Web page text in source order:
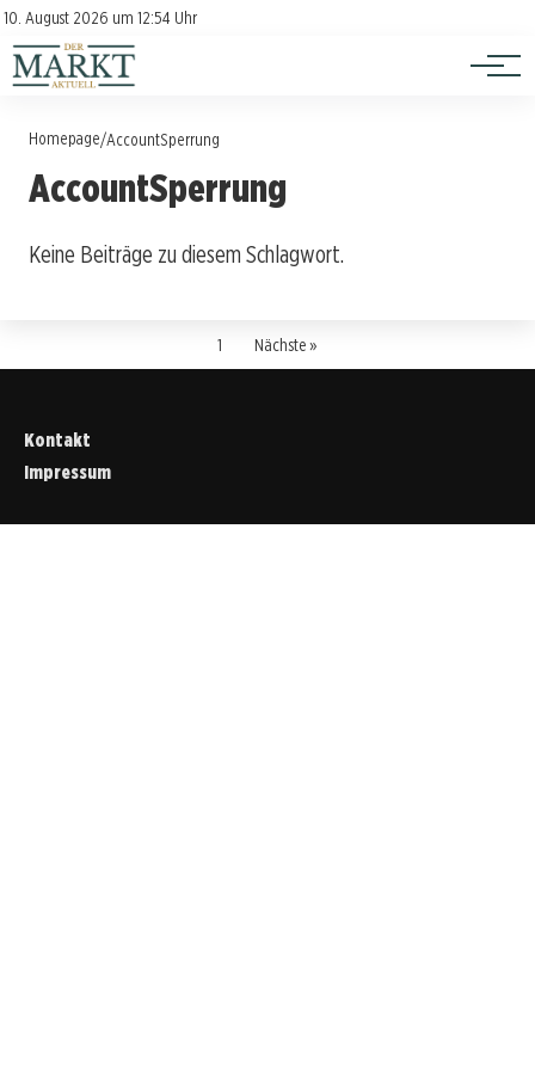
10. August 2026 um 12:54 Uhr
Kontakt
Impressum
Investition
Verbraucherschutz
Homepage/AccountSperrung
AccountSperrung
Keine Beiträge zu diesem Schlagwort.
1 Nächste »
Kontakt
Impressum